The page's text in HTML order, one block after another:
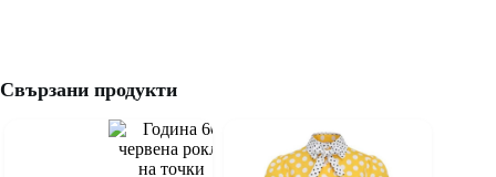
Свързани продукти